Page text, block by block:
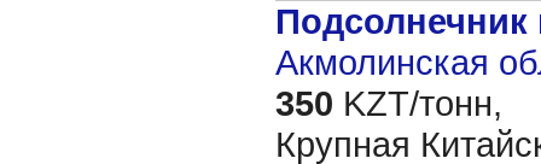
Акмолинская
350 KZT/тонн,
Крупная